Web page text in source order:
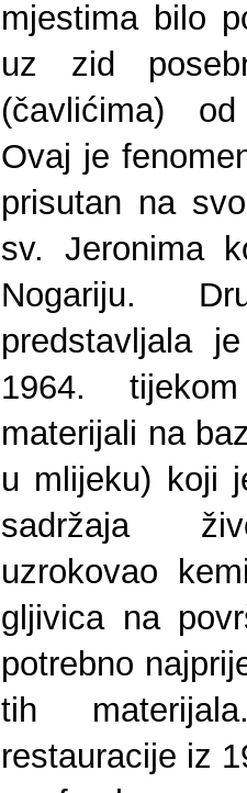
mjestima bilo
uz zid
(čavlićima)
Ovaj je
prisutan na
sv. Jeronima
Nogariju.
predstavljala
1964.
materijali na
u mlijeku) koji
sadržaja
uzrokovao
gljivica na
potrebno
tih
restauracije iz